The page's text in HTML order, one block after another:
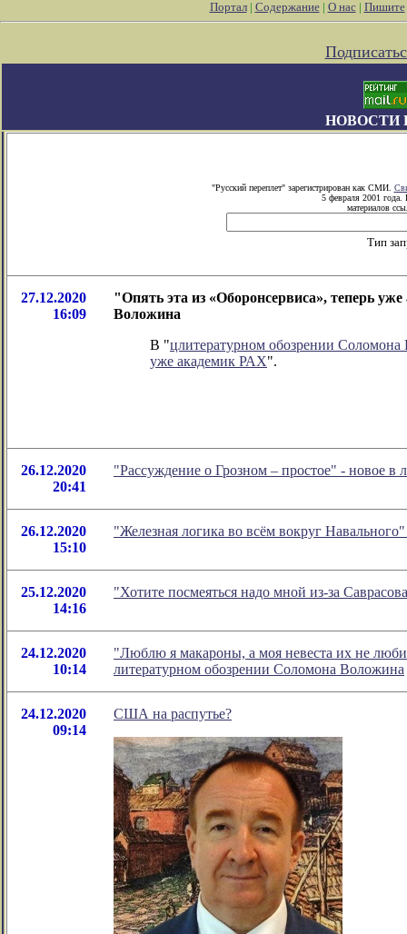
Портал| Содержание| О нас| Пишите
НОВОСТИ
"Русский переплет" зарегистрирован как СМИ.
5 февраля 2001 года.
материалов
Тип
27.12.2020
16:09
"Опять эта из «Оборонсервиса», теперь
Воложина
В "цлитературном обозрении
уже академик РАХ".
26.12.2020
20:41
"Рассуждение о Грозном – простое" - новое
26.12.2020
15:10
"Железная логика во всём вокруг
25.12.2020
14:16
"Хотите посмеяться надо мной из-за
24.12.2020
10:14
"Люблю я макароны, а моя невеста их не
литературном обозрении Соломона Воложина
24.12.2020
09:14
США на распутье?